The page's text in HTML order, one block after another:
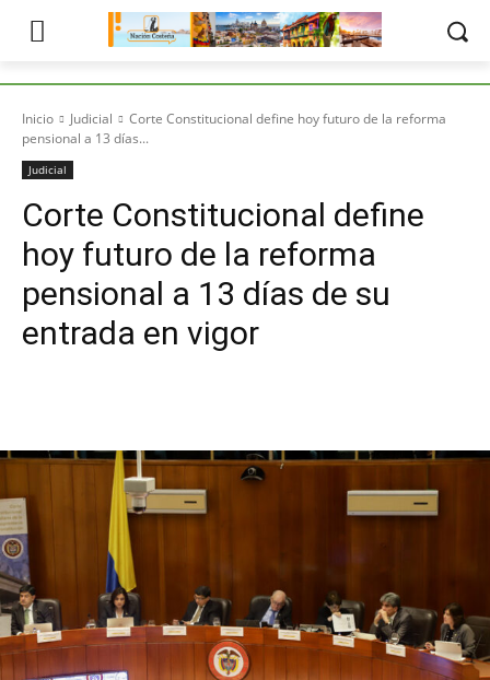
Inicio Judicial
Corte Constitucional define hoy futuro de la reforma
pensional a 13 días...
Judicial
Corte Constitucional define
hoy futuro de la reforma
pensional a 13 días de su
entrada en vigor